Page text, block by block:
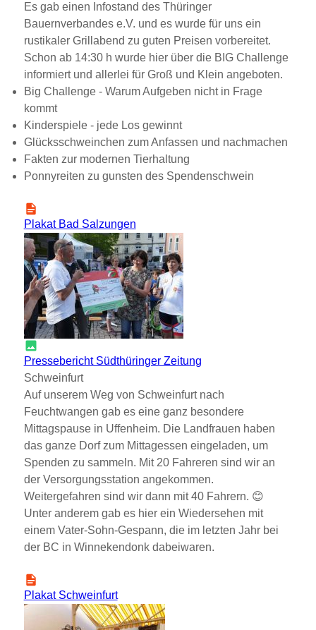
Es gab einen Infostand des Thüringer
Bauernverbandes e.V. und es wurde für uns ein
rustikaler Grillabend zu guten Preisen vorbereitet.
Schon ab 14:30 h wurde hier über die BIG Challenge
informiert und allerlei für Groß und Klein angeboten.
Big Challenge - Warum Aufgeben nicht in Frage
kommt
Kinderspiele - jede Los gewinnt
Glücksschweinchen zum Anfassen und nachmachen
Fakten zur modernen Tierhaltung
Ponnyreiten zu gunsten des Spendenschwein
Plakat Bad Salzungen
Pressebericht Südthüringer Zeitung
Schweinfurt
Auf unserem Weg von Schweinfurt nach
Feuchtwangen gab es eine ganz besondere
Mittagspause in Uffenheim. Die Landfrauen haben
das ganze Dorf zum Mittagessen eingeladen, um
Spenden zu sammeln. Mit 20 Fahreren sind wir an
der Versorgungsstation angekommen.
Weitergefahren sind wir dann mit 40 Fahrern. 😊
Unter anderem gab es hier ein Wiedersehen mit
einem Vater-Sohn-Gespann, die im letzten Jahr bei
der BC in Winnekendonk dabeiwaren.
Plakat Schweinfurt